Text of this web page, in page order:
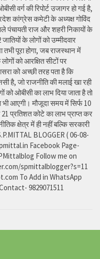
वर्ग की रिपोर्ट उजागर हो गई है,
कांग्रेस कमेटी के अध्यक्ष गोविंद
पंचायती राज और शहरी निकायों के
के लोगों को उम्मीदवार
तभी पूरा होगा, जब राजस्थान में
को आरक्षित सीटों पर
को अच्छी तरह पता है कि
है, जो राजनीति की मलाई खा रही
को ओबीसी का लाभ दिया जाता है तो
भी आएगी। मौजूदा समय में सिर्फ 10
प्रतिशत कोटे का लाभ प्राप्त कर
क्षेत्र में ही नहीं बल्कि सरकारी
BLOGGER ( 06-08-
Facebook Page-
Follow me on
spmittalblogger?s=11
To Add in WhatsApp
9829071511